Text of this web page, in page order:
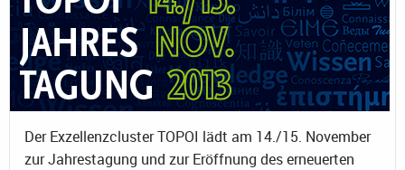
Der Exzellenzcluster TOPOI lädt am 14./15. November
zur Jahrestagung und zur Eröffnung des erneuerten